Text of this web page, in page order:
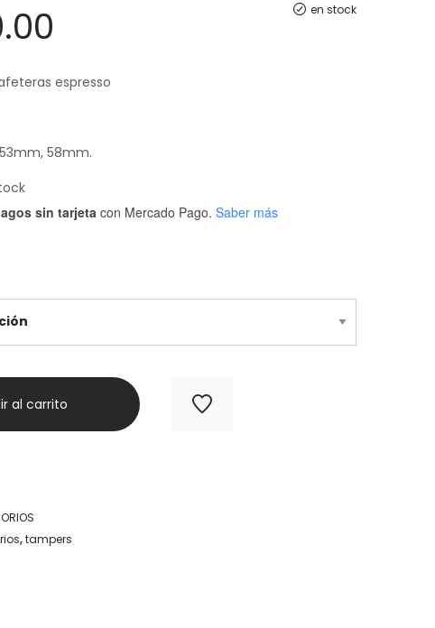
en stock
espresso
58mm.
sin tarjetacon Mercado Pago. Saber más
al carrito
,tampers